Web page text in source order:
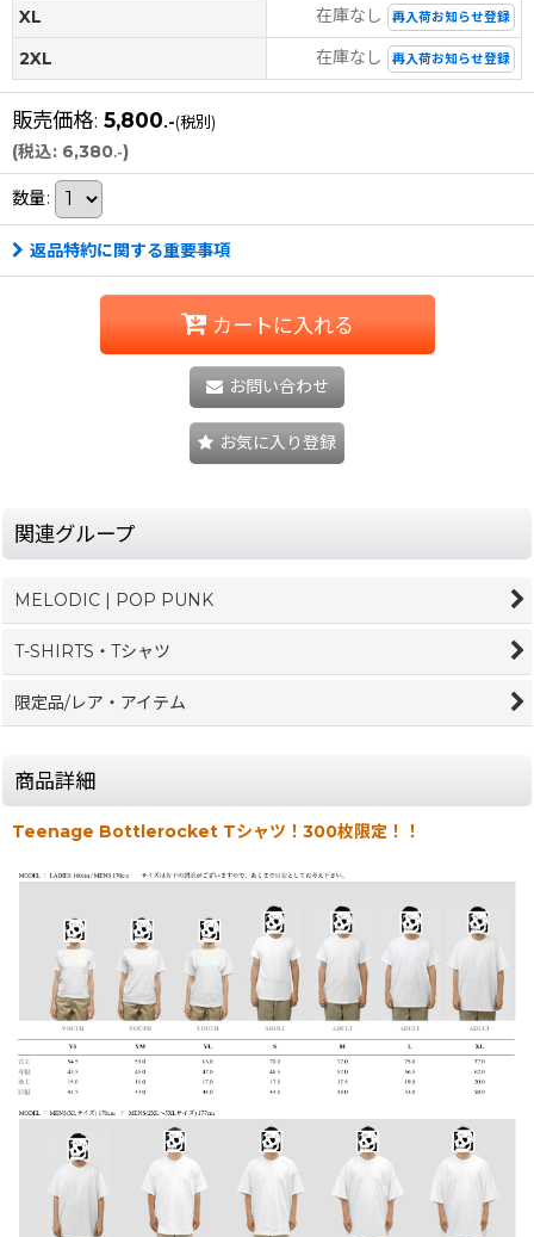
XL 在庫なし 再入荷お知らせ登録
2XL 在庫なし 再入荷お知らせ登録
販売価格: 5,800.-(税別)
(税込: 6,380.-)
数量:
返品特約に関する重要事項
カートに入れる
お問い合わせ
お気に入り登録
関連グループ
MELODIC | POP PUNK
T-SHIRTS・Tシャツ
限定品/レア・アイテム
商品詳細
Teenage Bottlerocket Tシャツ！300枚限定！！